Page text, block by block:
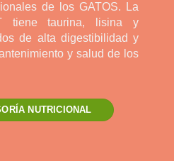
de los GATOS. La
tiene taurina, lisina y
de alta digestibilidad y
y salud de los
NUTRICIONAL